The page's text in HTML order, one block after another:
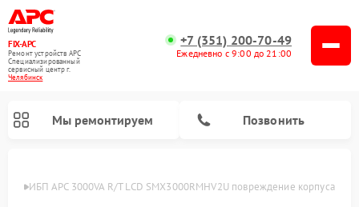
FIX-APC
Ремонт устройств APC
Специализированный
cервисный центр г.
Челябинск
+7 (351) 200-70-49
Ежедневно с 9:00 до 21:00
Мы ремонтируем Позвонить
ИБП APC 3000VA R/T LCD SMX3000RMHV2U повреждение корпуса